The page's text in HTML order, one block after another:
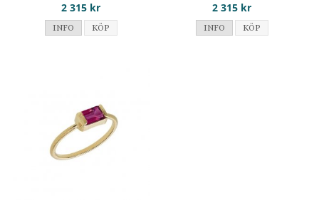
2 315 kr
INFO KÖP
2 315 kr
INFO KÖP